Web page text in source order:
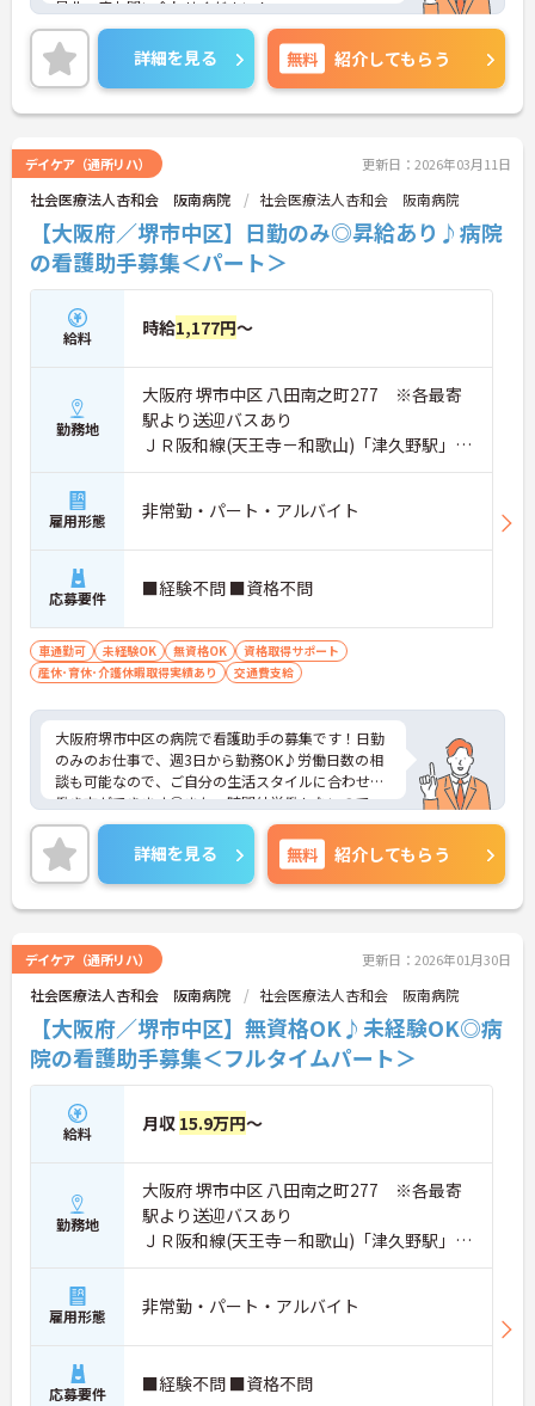
是非一度お問い合わせください！
詳細を見る 無料 紹介してもらう
デイケア（通所リハ） 更新日：2026年03月11日
社会医療法人杏和会 阪南病院 社会医療法人杏和会 阪南病院
【大阪府／堺市中区】日勤のみ◎昇給あり♪病院
の看護助手募集＜パート＞
給料 時給1,177円～
勤務地
大阪府 堺市中区 八田南之町277 ※各最寄
駅より送迎バスあり
ＪＲ阪和線(天王寺－和歌山)「津久野駅」徒
歩0分
雇用形態 非常勤・パート・アルバイト
応募要件 ■経験不問 ■資格不問
車通勤可 未経験OK 無資格OK
資格取得サポート
産休･育休･介護休暇取得実績あり
交通費支給
大阪府堺市中区の病院で看護助手の募集です！日勤
のみのお仕事で、週3日から勤務OK♪労働日数の相
談も可能なので、ご自分の生活スタイルに合わせた
働き方ができます◎また、時間外労働もないので、
終業後の予定が立てやすい職場です♪ご興味のある
方は、面接ポイントをお伝えしますので、お気軽に
ご連絡ください。
詳細を見る 無料 紹介してもらう
デイケア（通所リハ） 更新日：2026年01月30日
社会医療法人杏和会 阪南病院 社会医療法人杏和会 阪南病院
【大阪府／堺市中区】無資格OK♪未経験OK◎病
院の看護助手募集＜フルタイムパート＞
給料 月収 15.9万円～
勤務地
大阪府 堺市中区 八田南之町277 ※各最寄
駅より送迎バスあり
ＪＲ阪和線(天王寺－和歌山)「津久野駅」徒
歩0分
雇用形態 非常勤・パート・アルバイト
応募要件 ■経験不問 ■資格不問